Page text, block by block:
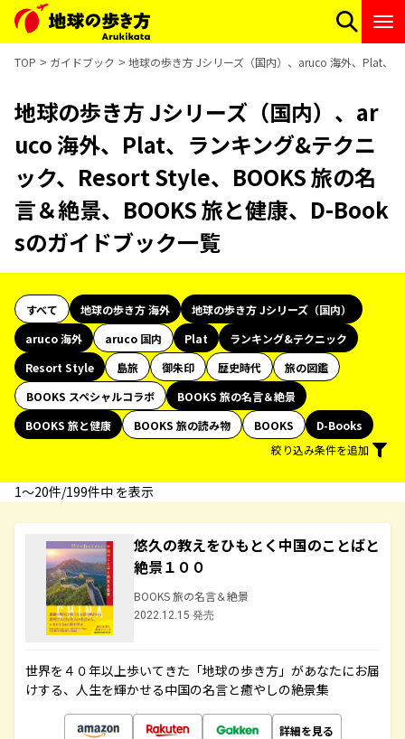
TOP ガイドブック 地球の歩き方 Jシリーズ（国内）、aruco 海外、Plat、
地球の歩き方 Jシリーズ（国内）、ar
uco 海外、Plat、ランキング&テクニ
ック、Resort Style、BOOKS 旅の名
言＆絶景、BOOKS 旅と健康、D-Book
sのガイドブック一覧
すべて 地球の歩き方 海外
地球の歩き方 Jシリーズ（国内）
aruco 海外
aruco 国内 Plat
ランキング&テクニック
Resort Style
島旅 御朱印 歴史時代
旅の図鑑
BOOKS スペシャルコラボ
BOOKS 旅の名言＆絶景
BOOKS 旅と健康
BOOKS 旅の読み物 BOOKS
D-Books
絞り込み条件を追加
1〜20件/199件中 を表示
悠久の教えをひもとく中国のことばと
絶景１００
BOOKS 旅の名言＆絶景
2022.12.15 発売
世界を４０年以上歩いてきた「地球の歩き方」があなたにお届
けする、人生を輝かせる中国の名言と癒やしの絶景集
詳細を見る